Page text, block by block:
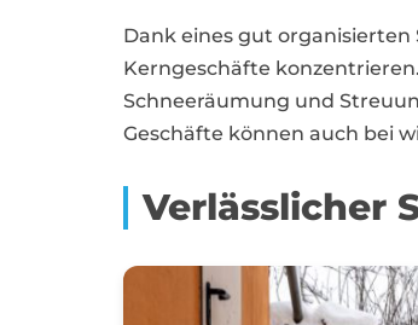
Dank eines gut
Kerngeschäfte
Schneeräumung und
Geschäfte können auch bei
Verlässlicher